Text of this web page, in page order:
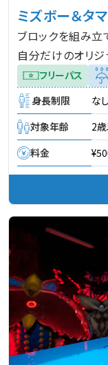
ミズボー＆タ
ブロックを組み立
自分だけのオリジ
フリーパス
身長制限
なし
対象年齢
2
料金